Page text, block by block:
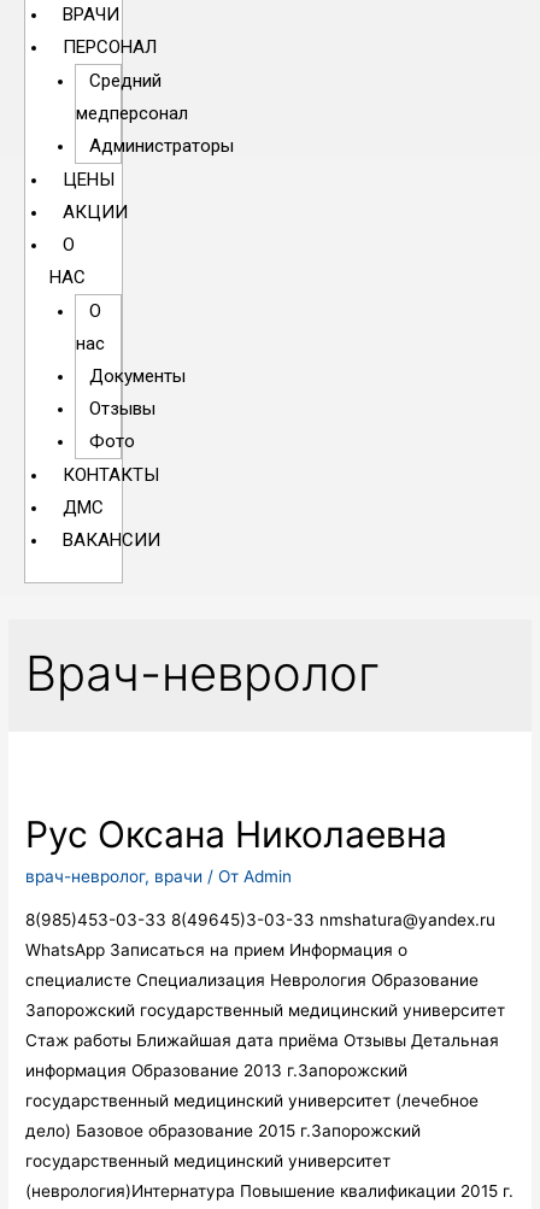
ВРАЧИ
ПЕРСОНАЛ
Средний
медперсонал
Администраторы
ЦЕНЫ
АКЦИИ
О
НАС
О
нас
Документы
Отзывы
Фото
КОНТАКТЫ
ДМС
ВАКАНСИИ
Врач-невролог
Рус Оксана Николаевна
врач-невролог, врачи / От Admin
8(985)453-03-33 8(49645)3-03-33 nmshatura@yandex.ru
WhatsApp Записаться на прием Информация о
специалисте Специализация Неврология Образование
Запорожский государственный медицинский университет
Стаж работы Ближайшая дата приёма Отзывы Детальная
информация Образование 2013 г.Запорожский
государственный медицинский университет (лечебное
дело) Базовое образование 2015 г.Запорожский
государственный медицинский университет
(неврология)Интернатура Повышение квалификации 2015 г.